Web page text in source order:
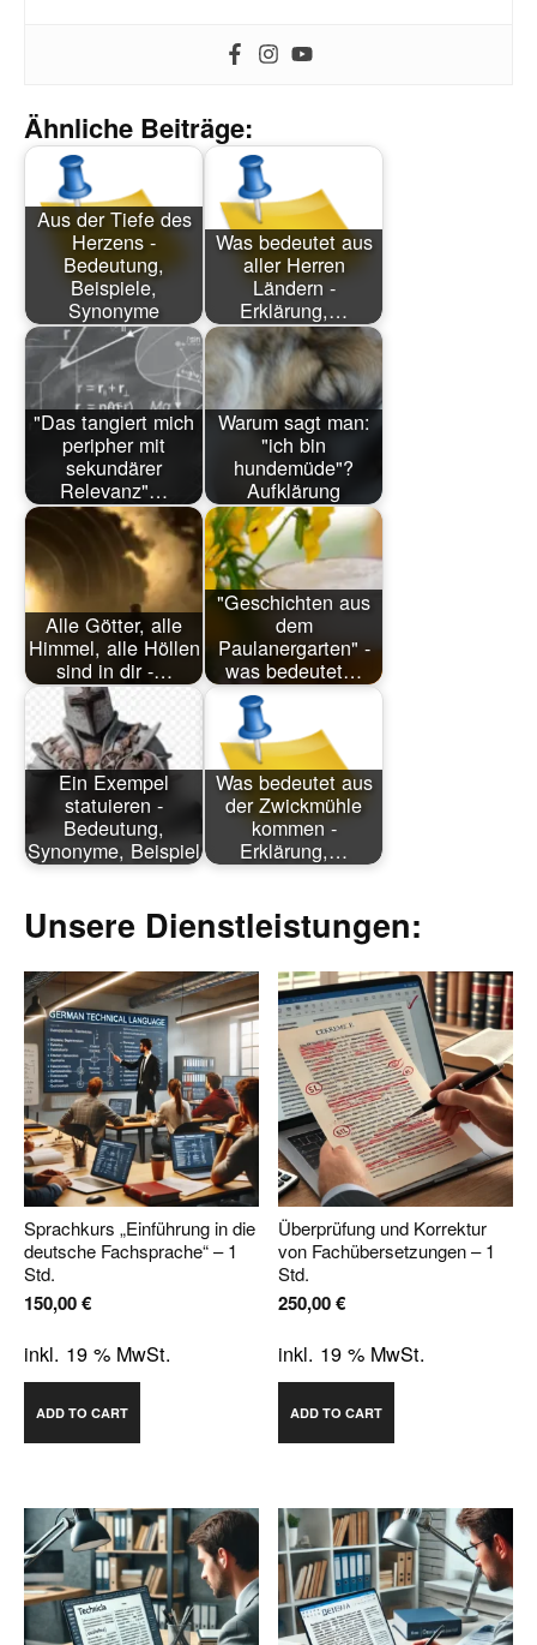
Ähnliche Beiträge:
Aus der Tiefe des
Herzens -
Bedeutung,
Beispiele,
Synonyme
Was bedeutet aus
aller Herren
Ländern -
Erklärung,…
"Das tangiert mich
peripher mit
sekundärer
Relevanz"…
Warum sagt man:
"ich bin
hundemüde"?
Aufklärung
Alle Götter, alle
Himmel, alle Höllen
sind in dir -…
"Geschichten aus
dem
Paulanergarten" -
was bedeutet…
Ein Exempel
statuieren -
Bedeutung,
Synonyme, Beispiel
Was bedeutet aus
der Zwickmühle
kommen -
Erklärung,…
Unsere Dienstleistungen:
Sprachkurs „Einführung in die
deutsche Fachsprache“ – 1
Std.
150,00€
inkl. 19 % MwSt.
ADD TO CART
Überprüfung und Korrektur
von Fachübersetzungen – 1
Std.
250,00€
inkl. 19 % MwSt.
ADD TO CART